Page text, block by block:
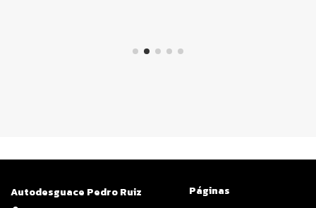
Autodesguace Pedro Ruiz
Páginas